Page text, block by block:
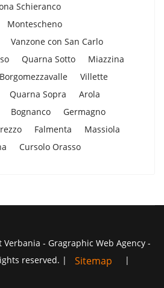
Schieranco
Montescheno
Vanzone con San Carlo
Quarna Sotto
Miazzina
Borgomezzavalle
Villette
Quarna Sopra
Arola
Bognanco
Germagno
Falmenta
Massiola
Cursolo Orasso
- Gragraphic Web Agency -
reserved. |
Sitemap |